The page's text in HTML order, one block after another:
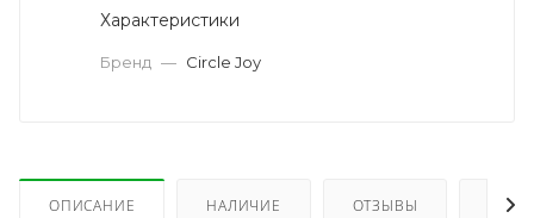
Характеристики
Бренд — Circle Joy
ОПИСАНИЕ НАЛИЧИЕ ОТЗЫВЫ КАК